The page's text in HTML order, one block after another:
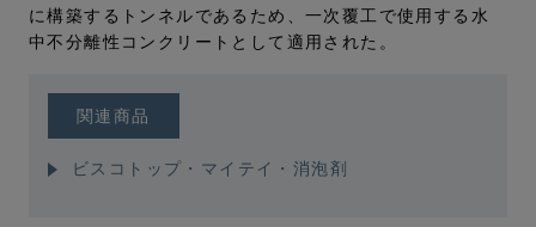
に構築するトンネルであるため、一次覆工で使用する水
中不分離性コンクリートとして適用された。
関連商品
ビスコトップ ・ マイテイ ・消泡剤